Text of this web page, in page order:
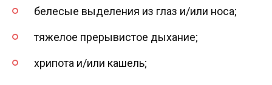
белесые выделения из глаз и/или носа;
тяжелое прерывистое дыхание;
хрипота и/или кашель;